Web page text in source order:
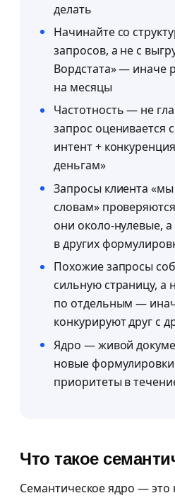
делать
Начинайте со
запросов, а не с
Вордстата» — иначе
на месяцы
Частотность — не
запрос оценивается
интент +
деньгам»
Запросы клиента
словам»
они около-нулевые,
в других
Похожие запросы
сильную страницу, а
по отдельным —
конкурируют друг с
Ядро — живой
новые
приоритеты в
Что такое
Семантическое ядро — это